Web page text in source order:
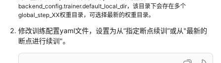
资
源
理
权
backend_config.trainer.default_local_dir，该目录下会存在多个
global_step_XX权重目录，可选择最新的权重目录。
修改训练配置yaml文件，设置为从“指定断点续训”或从"最新的
断点进行续训"。